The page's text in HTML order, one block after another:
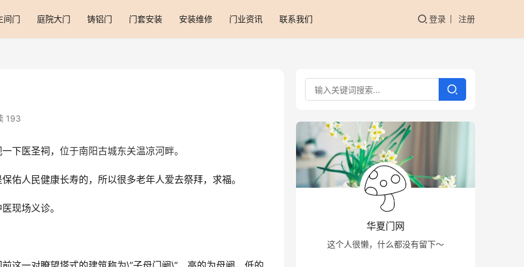
间门 庭院大门 铸铝门 门套安装 安装维修 门业资讯 联系我们 登录 注册
193
下医圣祠， 位于南阳古城东关温凉河畔。
佑人民健康长寿的，所以很多老年人爱去祭拜，求福。
现场义诊。
华夏门网
这个人很懒，什么都没有留下～